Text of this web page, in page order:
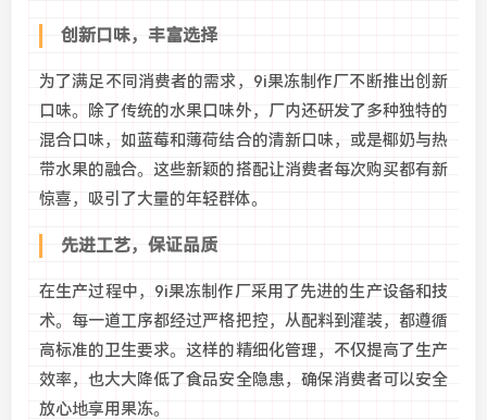
创新口味，丰富选择
为了满足不同消费者的需求，9i果冻制作厂不断推出创新
口味。除了传统的水果口味外，厂内还研发了多种独特的
混合口味，如蓝莓和薄荷结合的清新口味，或是椰奶与热
带水果的融合。这些新颖的搭配让消费者每次购买都有新
惊喜，吸引了大量的年轻群体。
先进工艺，保证品质
在生产过程中，9i果冻制作厂采用了先进的生产设备和技
术。每一道工序都经过严格把控，从配料到灌装，都遵循
高标准的卫生要求。这样的精细化管理，不仅提高了生产
效率，也大大降低了食品安全隐患，确保消费者可以安全
放心地享用果冻。